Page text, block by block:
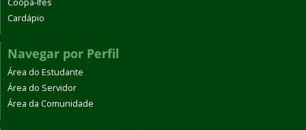
Coopa-Ifes
Cardápio
Navegar por Perfil
Área do Estudante
Área do Servidor
Área da Comunidade